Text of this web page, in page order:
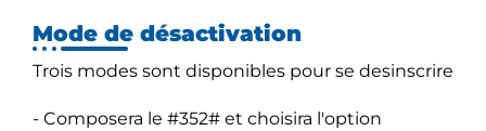
Mode de désactivation
Trois modes sont disponibles pour se desinscrire
- Composera le #352# et choisira l'option